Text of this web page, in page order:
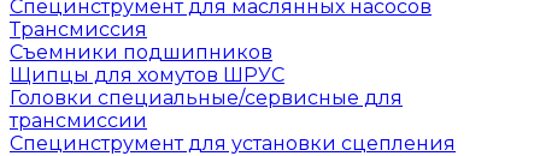
Специнструмент для маслянных насосов
Трансмиссия
Съемники подшипников
Щипцы для хомутов ШРУС
Головки специальные/сервисные для
трансмиссии
Специнструмент для установки сцепления